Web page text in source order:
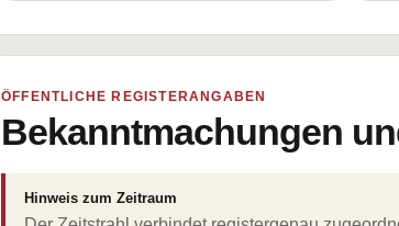
ÖFFENTLICHE REGISTERANGABEN
Bekanntmachungen
Hinweis zum Zeitraum